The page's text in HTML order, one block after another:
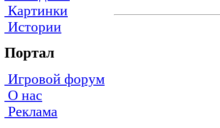
Картинки
Истории
Портал
Игровой форум
О нас
Реклама